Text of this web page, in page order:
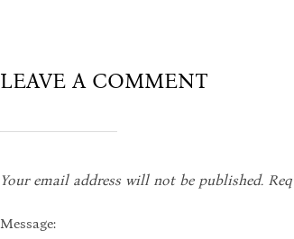
LEAVE A COMMENT
Your email address will not be published.
Message: